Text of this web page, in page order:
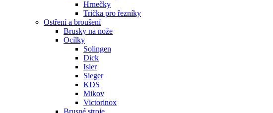
Hrnečky
Trička pro řezníky
Ostření a broušení
Brusky na nože
Ocílky
Solingen
Dick
Isler
Sieger
KDS
Mikov
Victorinox
Brusné stroje